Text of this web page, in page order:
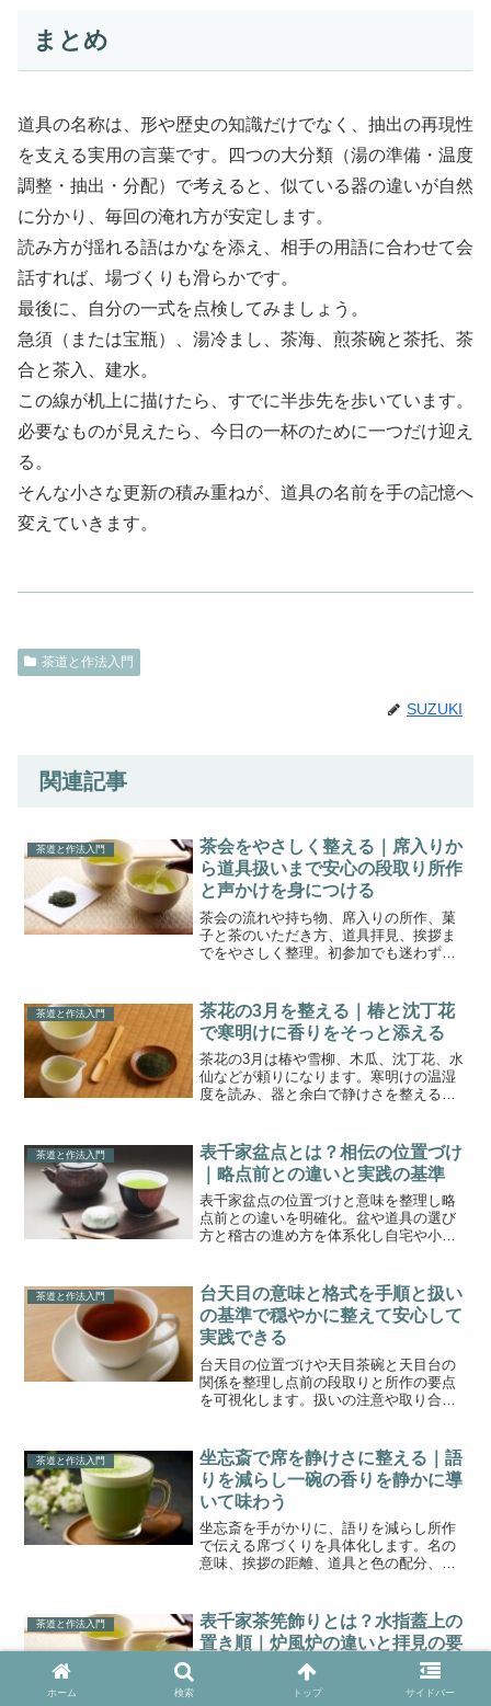
まとめ
道具の名称は、形や歴史の知識だけでなく、抽出の再現性
を支える実用の言葉です。四つの大分類（湯の準備・温度
調整・抽出・分配）で考えると、似ている器の違いが自然
に分かり、毎回の淹れ方が安定します。
読み方が揺れる語はかなを添え、相手の用語に合わせて会
話すれば、場づくりも滑らかです。
最後に、自分の一式を点検してみましょう。
急須（または宝瓶）、湯冷まし、茶海、煎茶碗と茶托、茶
合と茶入、建水。
この線が机上に描けたら、すでに半歩先を歩いています。
必要なものが見えたら、今日の一杯のために一つだけ迎え
る。
そんな小さな更新の積み重ねが、道具の名前を手の記憶へ
変えていきます。
茶道と作法入門
SUZUKI
関連記事
茶道と作法入門
茶会をやさしく整える｜席入りか
ら道具扱いまで安心の段取り所作
と声かけを身につける
茶会の流れや持ち物、席入りの所作、菓
子と茶のいただき方、道具拝見、挨拶ま
でをやさしく整理。初参加でも迷わず準
を減らして楽しむ余白をつくります。
茶道と作法入門
茶花の3月を整える｜椿と沈丁花
で寒明けに香りをそっと添える
茶花の3月は椿や雪柳、木瓜、沈丁花、水
仙などが頼りになります。寒明けの温湿
度を読み、器と余白で静けさを整える手
茶道と作法入門
表千家盆点とは？相伝の位置づけ
｜略点前との違いと実践の基準
表千家盆点の位置づけと意味を整理し略
点前との違いを明確化。盆や道具の選び
方と稽古の進め方を体系化し自宅や小規
茶道と作法入門
台天目の意味と格式を手順と扱い
の基準で穏やかに整えて安心して
実践できる
台天目の位置づけや天目茶碗と天目台の
関係を整理し点前の段取りと所作の要点
を可視化します。扱いの注意や取り合わ
茶道と作法入門
坐忘斎で席を静けさに整える｜語
りを減らし一碗の香りを静かに導
いて味わう
坐忘斎を手がかりに、語りを減らし所作
で伝える席づくりを具体化します。名の
意味、挨拶の距離、道具と色の配分、音
茶道と作法入門
表千家茶筅飾りとは？水指蓋上の
置き順｜炉風炉の違いと拝見の要
表千家茶筅飾りの意味と適用場面を起点
ホーム 検索 トップ サイドバー